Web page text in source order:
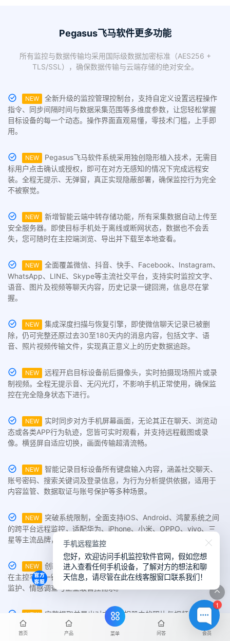
Pegasus飞马软件更多功能
所有监控与数据传输均采用国际级数据加密标准（AES256 +
TLS/SSL），确保数据传输与云端存储的绝对安全。
NEW
全新升级的监控管理控制台，支持自定义设置远程操作
指令、同步间隔时间与数据采集范围等多维度参数，让您轻松掌握
目标设备的每一个动态。操作界面直观易懂，零技术门槛，上手即
用。
NEW
Pegasus飞马软件系统采用独创隐形植入技术，无需目
标用户点击确认或授权，即可在对方无感知的情况下完成远程安
装。全程无提示、无弹窗，真正实现隐蔽部署，确保监控行为完全
不被察觉。
NEW
新增智能云端中转存储功能，所有采集数据自动上传至
安全服务器。即使目标手机处于离线或断网状态，数据也不会丢
失，您可随时在主控端浏览、导出并下载至本地查看。
NEW
全面覆盖微信、抖音、快手、Facebook、Instagram、
WhatsApp、LINE、Skype等主流社交平台，支持实时监控文字、
语音、图片及视频等聊天内容，历史记录一键回溯，信息尽在掌
握。
NEW
集成深度扫描与恢复引擎，即使微信聊天记录已被删
除，仍可完整还原过去30至180天内的消息内容，包括文字、语
音、照片视频传输文件，实现真正意义上的历史数据追踪。
NEW
远程开启目标设备前后摄像头，实时拍摄现场照片或录
制视频。全程无提示音、无闪光灯，不影响手机正常使用，确保监
控在完全隐身状态下进行。
NEW
实时同步对方手机屏幕画面，无论其正在聊天、浏览动
态或各类APP行为轨迹，您皆可实时观看，并支持远程截图或录
像。横竖屏自适应切换，画面传输超清流畅。
NEW
智能记录目标设备所有键盘输入内容，涵盖社交聊天、
账号密码、搜索关键词及登录信息，为行为分析提供依据，适用于
内容监管、数据取证与账号保护等多种场景。
NEW
突破系统限制，全面支持iOS、Android、鸿蒙系统之间
的跨平台远程监控，适配华为、iPhone、小米、OPPO、vivo、三
星等主流品牌，实现真正的多系统同步控制。
NEW
创新支持同时在线监控多台不同系统手机设备，用户可
在主控平台一键切换查看，实现多设备数据集中管理，适用于家庭
监护、情感调查与企业级管控需求。
NEW
完整提取并导出对方手机相册中的照片与视频，画质无
损压缩，支持一键云存储或批量下载至本地。提供内容分类与标签
筛选功能，管理更便捷。
首页 产品 菜单 问答 会员
1
手机远程监控
您好，欢迎访问手机监控软件官网，假如您想
进入查看任何手机设备，了解对方的想法和聊
天信息，请尽管在此在线客服窗口联系我们！